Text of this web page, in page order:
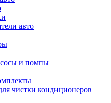
авто
и помпы
чистки кондиционеров